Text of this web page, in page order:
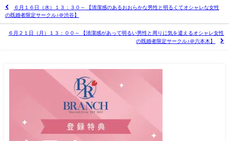
６月１６日（水）１３：３０～ 【清潔感のあるおおらかな男性と明るくてオシャレな女性
の既婚者限定サークル♪＠渋谷】
６月２１日（月）１３：００～ 【清潔感があって明るい男性と周りに気を遣えるオシャレ女性
の既婚者限定サークル♪＠六本木】